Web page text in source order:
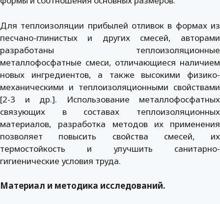
Для теплоизоляции прибылей отливок в формах из
песчано-глинистых и других смесей, авторами
разработаны теплоизоляционные
металлофосфатные смеси, отличающиеся наличием
новых ингредиентов, а также высокими физико-
механическими и теплоизоляционными свойствами
[2-3 и др.]. Использование металлофосфатных
связующих в составах теплоизоляционных
материалов, разработка методов их применения
позволяет повысить свойства смесей, их
термостойкость и улучшить санитарно-
гигиенические условия труда.
Материал и методика исследований.